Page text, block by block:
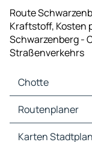
Route
Kraftstoff, Kosten
Schwarzenberg -
Straßenverkehrs
Chotte
Chotte Karten
Chotte Verkehr
Chotte Hotels
Routenplaner
Routenplaner
Karten Stadtplan